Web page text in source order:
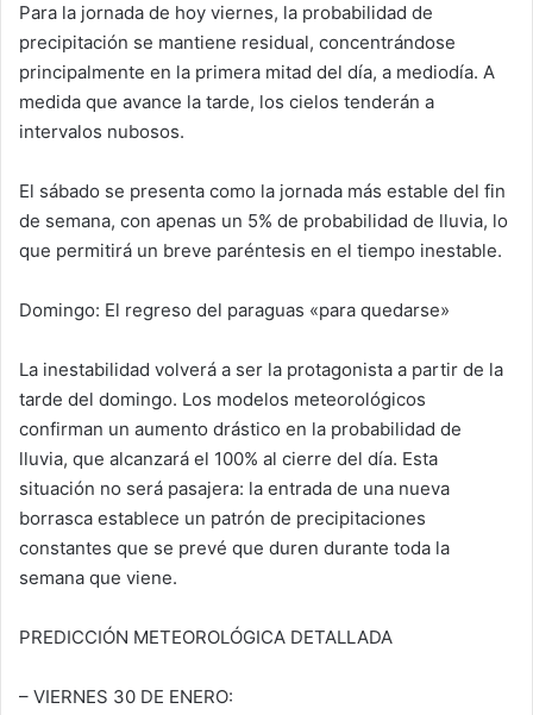
Para la jornada de hoy viernes, la probabilidad de
precipitación se mantiene residual, concentrándose
principalmente en la primera mitad del día, a mediodía. A
medida que avance la tarde, los cielos tenderán a
intervalos nubosos.
El sábado se presenta como la jornada más estable del fin
de semana, con apenas un 5% de probabilidad de lluvia, lo
que permitirá un breve paréntesis en el tiempo inestable.
Domingo: El regreso del paraguas «para quedarse»
La inestabilidad volverá a ser la protagonista a partir de la
tarde del domingo. Los modelos meteorológicos
confirman un aumento drástico en la probabilidad de
lluvia, que alcanzará el 100% al cierre del día. Esta
situación no será pasajera: la entrada de una nueva
borrasca establece un patrón de precipitaciones
constantes que se prevé que duren durante toda la
semana que viene.
PREDICCIÓN METEOROLÓGICA DETALLADA
– VIERNES 30 DE ENERO: